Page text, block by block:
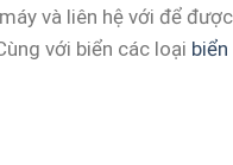
và liên hệ với để
với biển các loại